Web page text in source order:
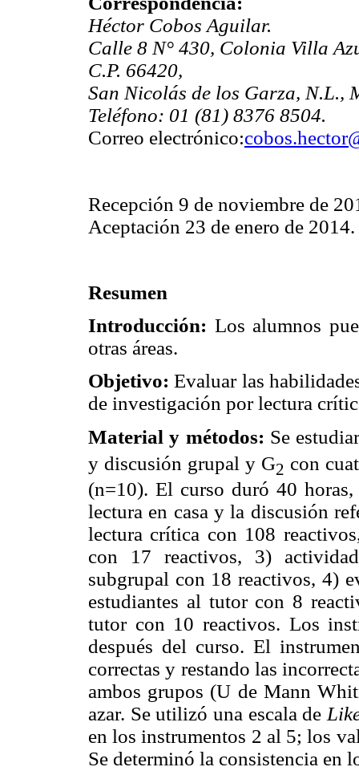
Héctor Cobos Aguilar.
Calle 8 N° 430, Colonia Villa
C.P. 66420,
San Nicolás de los Garza, N.L.,
Teléfono: 01 (81) 8376 8504.
Correo electrónico:
Recepción 9 de noviembre de
Aceptación 23 de enero de 2014.
Resumen
Introducción: Los alumnos
otras áreas.
Objetivo: Evaluar las
de investigación por lectura
Material y métodos: Se
y discusión grupal y G2 con
(n=10). El curso duró 40
lectura en casa y la discusión
lectura crítica con 108
con 17 reactivos, 3)
subgrupal con 18 reactivos, 4)
estudiantes al tutor con 8
tutor con 10 reactivos. Los
después del curso. El
correctas y restando las
ambos grupos (U de Mann
azar. Se utilizó una escala de
en los instrumentos 2 al 5; los
Se determinó la consistencia en